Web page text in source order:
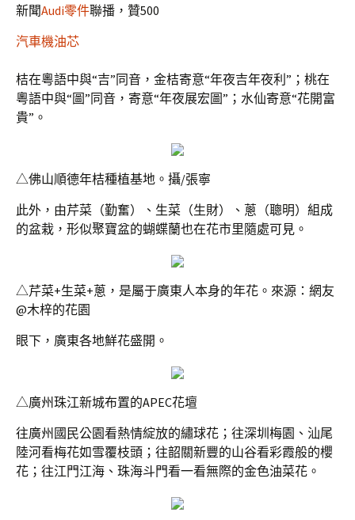
新聞Audi零件聯播，贊500
汽車機油芯
桔在粵語中與“吉”同音，金桔寄意“年夜吉年夜利”；桃在
粵語中與“圖”同音，寄意“年夜展宏圖”；水仙寄意“花開富
貴”。
△佛山順德年桔種植基地。攝/張寧
此外，由芹菜（勤奮）、生菜（生財）、蔥（聰明）組成
的盆栽，形似聚寶盆的蝴蝶蘭也在花市里隨處可見。
△芹菜+生菜+蔥，是屬于廣東人本身的年花。來源：網友
@木梓的花園
眼下，廣東各地鮮花盛開。
△廣州珠江新城布置的APEC花壇
往廣州國民公園看熱情綻放的繡球花；往深圳梅園、汕尾
陸河看梅花如雪覆枝頭；往韶關新豐的山谷看彩霞般的櫻
花；往江門江海、珠海斗門看一看無際的金色油菜花。